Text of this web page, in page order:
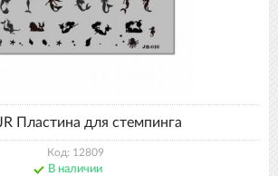
Пластина для стемпинга
Код: 12809
В наличии